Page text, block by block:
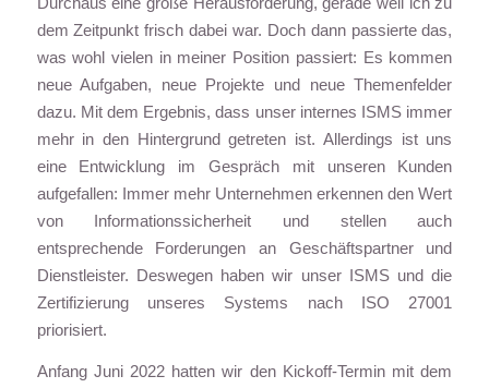
dem Zeitpunkt frisch dabei war. Doch dann passierte das,
was wohl vielen in meiner Position passiert: Es kommen
neue Aufgaben, neue Projekte und neue Themenfelder
dazu. Mit dem Ergebnis, dass unser internes ISMS immer
mehr in den Hintergrund getreten ist. Allerdings ist uns
eine Entwicklung im Gespräch mit unseren Kunden
aufgefallen: Immer mehr Unternehmen erkennen den Wert
von Informationssicherheit und stellen auch
entsprechende Forderungen an Geschäftspartner und
Dienstleister. Deswegen haben wir unser ISMS und die
Zertifizierung unseres Systems nach ISO 27001
priorisiert.
Anfang Juni 2022 hatten wir den Kickoff-Termin mit dem